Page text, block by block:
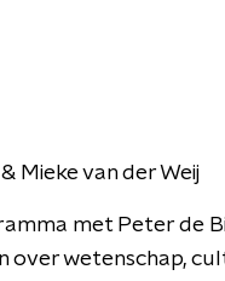
Mieke van der Weij
met Peter de
over wetenschap,